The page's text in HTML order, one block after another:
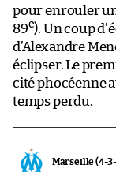
pour enrouler un
89e). Un coup
d’Alexandre
éclipser. Le
cité phocéenne
temps perdu.
Marseille (4-